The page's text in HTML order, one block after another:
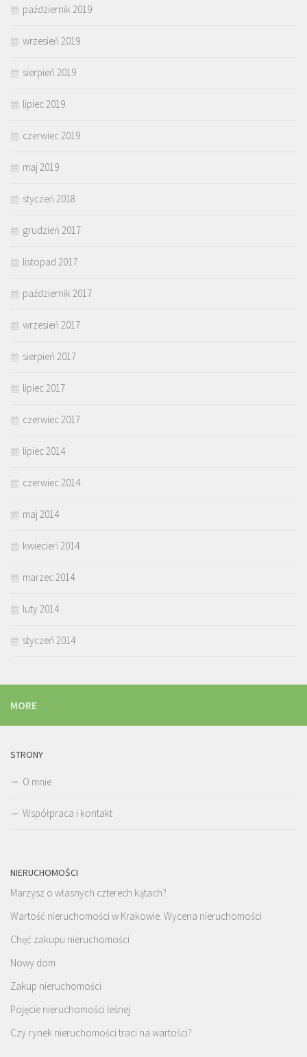
październik 2019
wrzesień 2019
sierpień 2019
lipiec 2019
czerwiec 2019
maj 2019
styczeń 2018
grudzień 2017
listopad 2017
październik 2017
wrzesień 2017
sierpień 2017
lipiec 2017
czerwiec 2017
lipiec 2014
czerwiec 2014
maj 2014
kwiecień 2014
marzec 2014
luty 2014
styczeń 2014
MORE
STRONY
O mnie
Współpraca i kontakt
NIERUCHOMOŚCI
Marzysz o własnych czterech kątach?
Wartość nieruchomości w Krakowie. Wycena nieruchomości
Chęć zakupu nieruchomości
Nowy dom
Zakup nieruchomości
Pojęcie nieruchomości leśnej
Czy rynek nieruchomości traci na wartości?